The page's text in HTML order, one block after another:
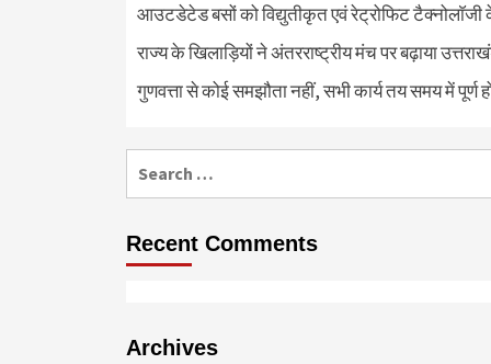
आउटडेटेड बसों को विद्युतीकृत एवं रेट्रोफिट टैक्नोलाॅजी
राज्य के खिलाड़ियों ने अंतरराष्ट्रीय मंच पर बढ़ाया
गुणवत्ता से कोई समझौता नहीं, सभी कार्य तय समय में पूर्ण
for:
Recent Comments
Archives